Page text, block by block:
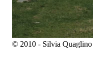
© 2010 - Silvia Quaglino